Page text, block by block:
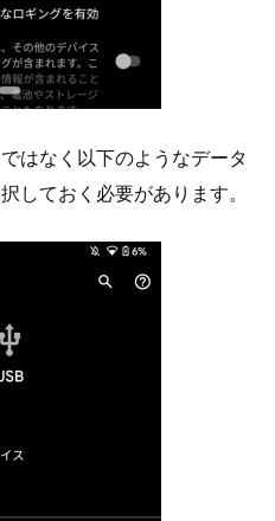
はなく以下のようなデータ
しておく必要があります。